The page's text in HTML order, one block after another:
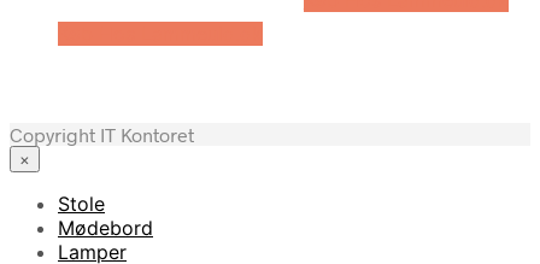
Copyright IT Kontoret
×
Stole
Mødebord
Lamper